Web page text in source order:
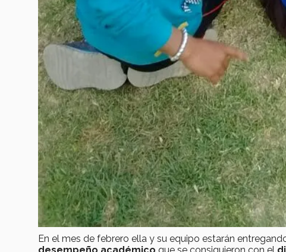
En el mes de febrero ella y su equipo estarán